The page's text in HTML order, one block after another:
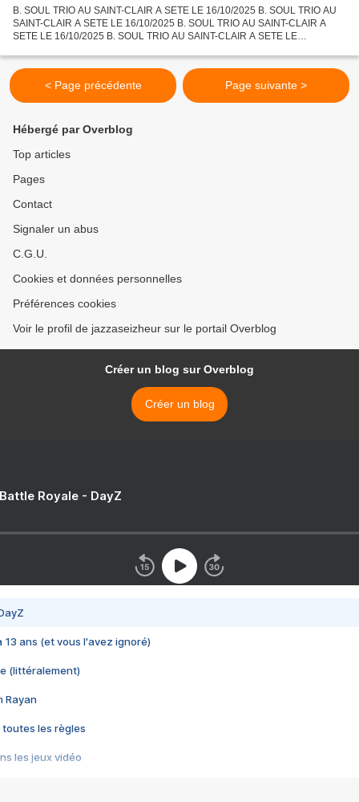
B. SOUL TRIO AU SAINT-CLAIR A SETE LE 16/10/2025 B. SOUL TRIO AU
SAINT-CLAIR A SETE LE 16/10/2025 B. SOUL TRIO AU SAINT-CLAIR A
SETE LE 16/10/2025 B. SOUL TRIO AU SAINT-CLAIR A SETE LE
SOUL...
< Page précédente Page suivante >
Hébergé par Overblog
Top articles
Pages
Contact
Signaler un abus
C.G.U.
Cookies et données personnelles
Préférences cookies
Voir le profil de jazzaseizheur sur le portail Overblog
Créer un blog sur Overblog
Créer un blog
Royale - DayZ
13 ans (et vous l'avez ignoré)
(littéralement)
Rayan
toutes les règles
les jeux vidéo